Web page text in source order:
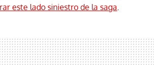
este lado siniestro de la saga.